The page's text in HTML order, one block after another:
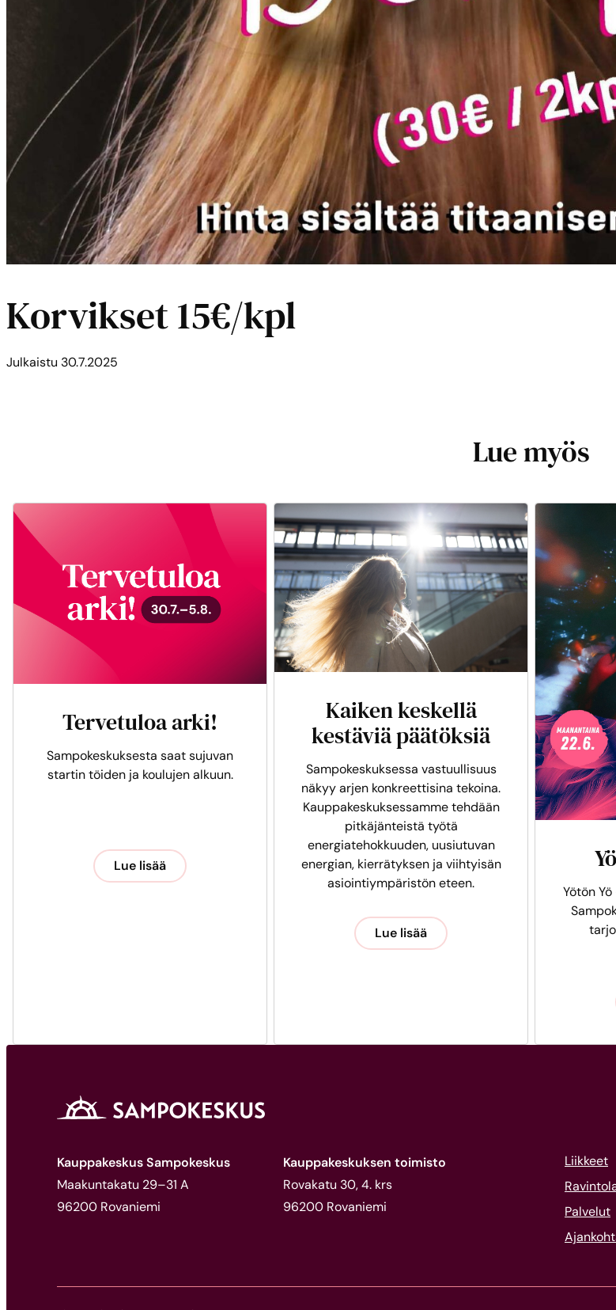
Korvikset 15€/kpl
Julkaistu 30.7.2025
Lue myös
Tervetuloa arki!
Sampokeskuksesta saat sujuvan
startin töiden ja koulujen alkuun.
Lue lisää
Kaiken keskellä
kestäviä päätöksiä
Sampokeskuksessa vastuullisuus
näkyy arjen konkreettisina tekoina.
Kauppakeskuksessamme tehdään
pitkäjänteistä työtä
energiatehokkuuden, uusiutuvan
energian, kierrätyksen ja viihtyisän
asiointiympäristön eteen.
Lue lisää
Yötön
Kauppakeskus Sampokeskus
Maakuntakatu 29–31 A
96200 Rovaniemi
Kauppakeskuksen toimisto
Rovakatu 30, 4. krs
96200 Rovaniemi
Liikkeet
Palvelut